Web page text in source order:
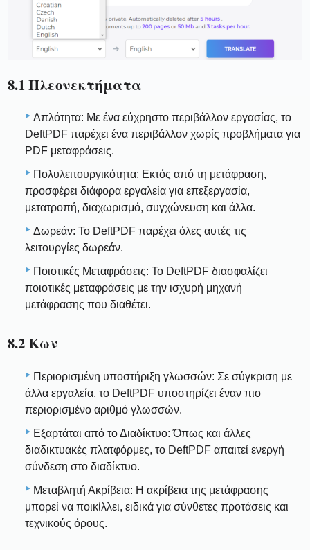
8.1 Πλεονεκτήματα
Απλότητα: Με ένα εύχρηστο περιβάλλον εργασίας, το
DeftPDF παρέχει ένα περιβάλλον χωρίς προβλήματα για
PDF μεταφράσεις.
Πολυλειτουργικότητα: Εκτός από τη μετάφραση,
προσφέρει διάφορα εργαλεία για επεξεργασία,
μετατροπή, διαχωρισμό, συγχώνευση και άλλα.
Δωρεάν: Το DeftPDF παρέχει όλες αυτές τις
λειτουργίες δωρεάν.
Ποιοτικές Μεταφράσεις: Το DeftPDF διασφαλίζει
ποιοτικές μεταφράσεις με την ισχυρή μηχανή
μετάφρασης που διαθέτει.
8.2 Κων
Περιορισμένη υποστήριξη γλωσσών: Σε σύγκριση με
άλλα εργαλεία, το DeftPDF υποστηρίζει έναν πιο
περιορισμένο αριθμό γλωσσών.
Εξαρτάται από το Διαδίκτυο: Όπως και άλλες
διαδικτυακές πλατφόρμες, το DeftPDF απαιτεί ενεργή
σύνδεση στο διαδίκτυο.
Μεταβλητή Ακρίβεια: Η ακρίβεια της μετάφρασης
μπορεί να ποικίλλει, ειδικά για σύνθετες προτάσεις και
τεχνικούς όρους.